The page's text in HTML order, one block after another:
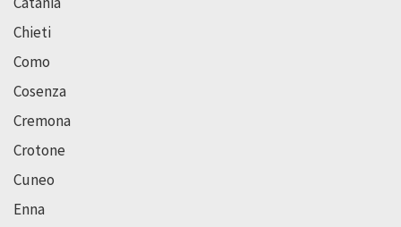
Chieti
Como
Cosenza
Cremona
Crotone
Cuneo
Enna